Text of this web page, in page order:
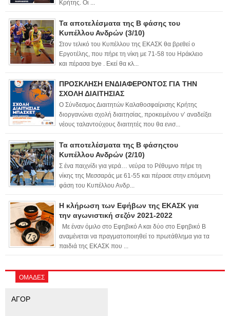
Κρήτης. Οι ...
Τα αποτελέσματα της Β φάσης του
Κυπέλλου Ανδρών (3/10)
Στον τελικό του Κυπέλλου της ΕΚΑΣΚ θα βρεθεί ο
Εργοτέλης, που πήρε τη νίκη με 71-58 του Ηράκλειο
και πέρασα bye . Εκεί θα κλ...
ΠΡΟΣΚΛΗΣΗ ΕΝΔΙΑΦΕΡΟΝΤΟΣ ΓΙΑ ΤΗΝ
ΣΧΟΛΗ ΔΙΑΙΤΗΣΙΑΣ
Ο Σύνδεσμος Διαιτητών Καλαθοσφαίρισης Κρήτης
διοργανώνει σχολή διαιτησίας, προκειμένου ν’ αναδείξει
νέους ταλαντούχους διαιτητές που θα ενισ...
Τα αποτελέσματα της Β φάσηςτου
Κυπέλλου Ανδρών (2/10)
Σ ένα παιχνίδι για γερά… νεύρα το Ρέθυμνο πήρε τη
νίκης της Μεσσαράς με 61-55 και πέρασε στην επόμενη
φάση του Κυπέλλου Ανδρ...
Η κλήρωση των Εφήβων της ΕΚΑΣΚ για
την αγωνιστική σεζόν 2021-2022
Με έναν όμιλο στο Εφηβικό Α και δύο στο Εφηβικό Β
αναμένεται να πραγματοποιηθεί το πρωτάθλημα για τα
παιδιά της ΕΚΑΣΚ που ...
ΟΜΑΔΕΣ
ΑΓΟΡ